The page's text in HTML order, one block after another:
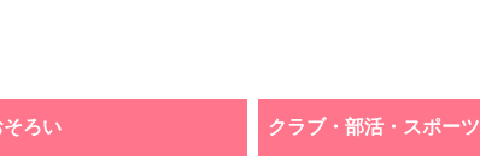
ろい クラブ・部活・スポーツ